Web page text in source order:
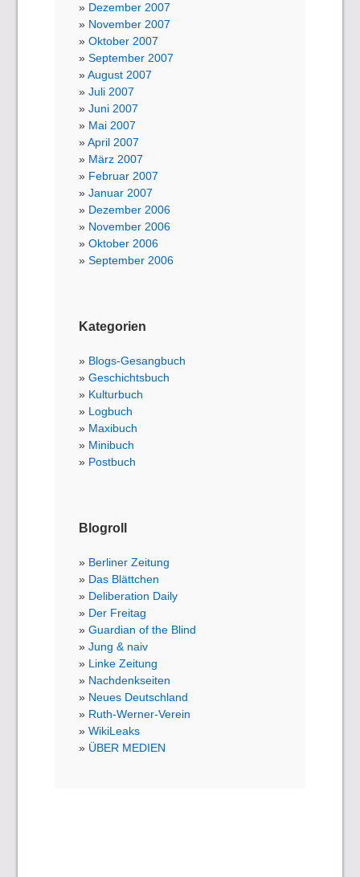
Dezember 2007
November 2007
Oktober 2007
September 2007
August 2007
Juli 2007
Juni 2007
Mai 2007
April 2007
März 2007
Februar 2007
Januar 2007
Dezember 2006
November 2006
Oktober 2006
September 2006
Kategorien
Blogs-Gesangbuch
Geschichtsbuch
Kulturbuch
Logbuch
Maxibuch
Minibuch
Postbuch
Blogroll
Berliner Zeitung
Das Blättchen
Deliberation Daily
Der Freitag
Guardian of the Blind
Jung & naiv
Linke Zeitung
Nachdenkseiten
Neues Deutschland
Ruth-Werner-Verein
WikiLeaks
ÜBER MEDIEN